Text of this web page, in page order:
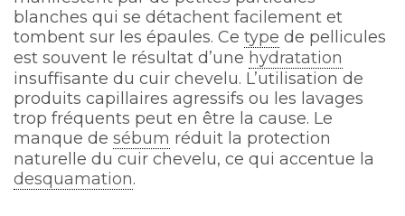
blanches qui se détachent facilement et
tombent sur les épaules. Ce type de pellicules
est souvent le résultat d’une hydratation
insuffisante du cuir chevelu. L’utilisation de
produits capillaires agressifs ou les lavages
trop fréquents peut en être la cause. Le
manque de sébum réduit la protection
naturelle du cuir chevelu, ce qui accentue la
desquamation.